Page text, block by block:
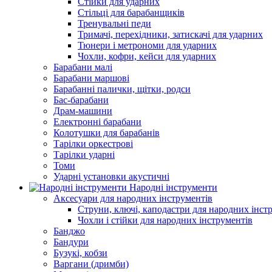
Стільці для барабанщиків
Тренувальні педи
Тримачі, перехідники, затискачі для ударних
Тюнери і метрономи для ударних
Чохли, кофри, кейси для ударних
Барабани малі
Барабани маршові
Барабанні палички, щітки, родси
Бас-барабани
Драм-машини
Електронні барабани
Колотушки для барабанів
Тарілки оркестрові
Тарілки ударні
Томи
Ударні установки акустичні
Народні інструменти
Аксесуари для народних інструментів
Струни, ключі, каподастри для народних
Чохли і стійки для народних інструментів
Банджо
Бандури
Бузукі, кобзи
Варгани (дримби)